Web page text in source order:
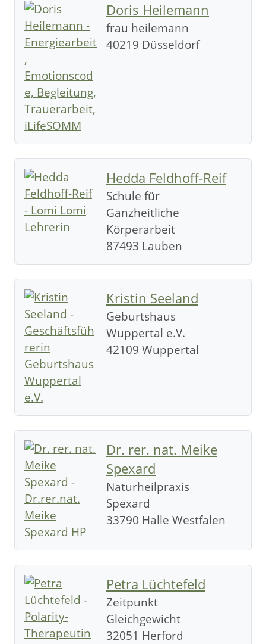
Doris Heilemann
frau heilemann
40219 Düsseldorf
Hedda Feldhoff-Reif
Schule für
Ganzheitliche
Körperarbeit
87493 Lauben
Kristin Seeland
Geburtshaus
Wuppertal e.V.
42109 Wuppertal
Dr. rer. nat. Meike
Spexard
Naturheilpraxis
Spexard
33790 Halle Westfalen
Petra Lüchtefeld
Zeitpunkt
Gleichgewicht
32051 Herford